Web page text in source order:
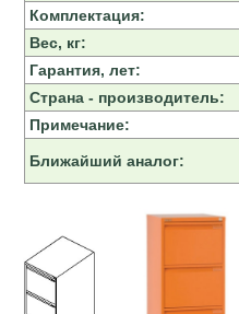
Комплектация:
Вес, кг:
Гарантия, лет:
Страна - производитель:
Примечание:
Ближайший аналог: